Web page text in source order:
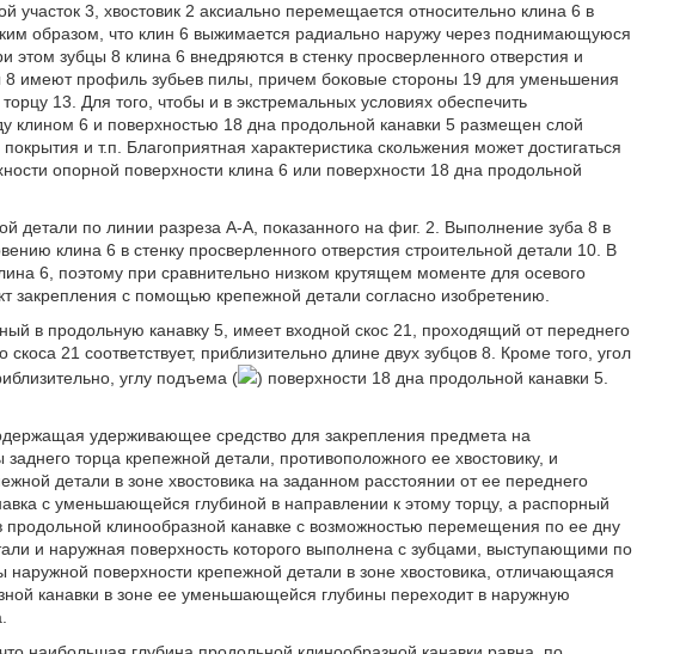
участок 3, хвостовик 2 аксиально перемещается относительно клина 6 в
образом, что клин 6 выжимается радиально наружу через поднимающуюся
этом зубцы 8 клина 6 внедряются в стенку просверленного отверстия и
имеют профиль зубьев пилы, причем боковые стороны 19 для уменьшения
13. Для того, чтобы и в экстремальных условиях обеспечить
клином 6 и поверхностью 18 дна продольной канавки 5 размещен слой
и т.п. Благоприятная характеристика скольжения может достигаться
опорной поверхности клина 6 или поверхности 18 дна продольной
детали по линии разреза А-А, показанного на фиг. 2. Выполнение зуба 8 в
клина 6 в стенку просверленного отверстия строительной детали 10. В
6, поэтому при сравнительно низком крутящем моменте для осевого
закрепления с помощью крепежной детали согласно изобретению.
в продольную канавку 5, имеет входной скос 21, проходящий от переднего
21 соответствует, приблизительно длине двух зубцов 8. Кроме того, угол
углу подъема (
) поверхности 18 дна продольной канавки 5.
удерживающее средство для закрепления предмета на
торца крепежной детали, противоположного ее хвостовику, и
детали в зоне хвостовика на заданном расстоянии от ее переднего
с уменьшающейся глубиной в направлении к этому торцу, а распорный
клинообразной канавке с возможностью перемещения по ее дну
и наружная поверхность которого выполнена с зубцами, выступающими по
поверхности крепежной детали в зоне хвостовика, отличающаяся
канавки в зоне ее уменьшающейся глубины переходит в наружную